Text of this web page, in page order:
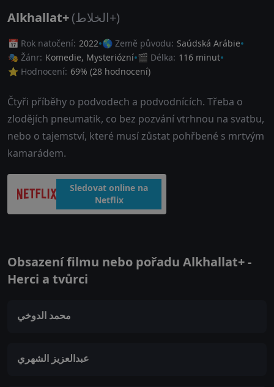
Alkhallat+ (الخلاط+)
📅 Rok natočení: 2022 🌎 Země původu: Saúdská Arábie
🎭 Žánr: Komedie, Mysteriózní 🎬 Délka: 116 minut
⭐ Hodnocení: 69% (28 hodnocení)
Čtyři příběhy o podvodech a podvodnících. Třeba o
zlodějích pneumatik, co bez pozvání vtrhnou na svatbu,
nebo o tajemství, které musí zůstat pohřbené s mrtvým
kamarádem.
Sledovat online na
Netflix
Obsazení filmu nebo pořadu Alkhallat+ -
Herci a tvůrci
محمد الدوخي
عبدالعزيز الشهري